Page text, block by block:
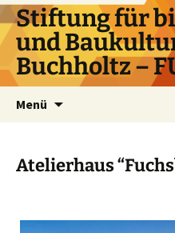
Zum
Inhalt
springen
Stiftung für
und
Buchholtz –
Menü
Atelierhaus